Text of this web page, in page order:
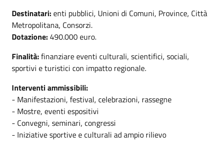
Destinatari:enti pubblici, Unioni di Comuni, Province, Città
Metropolitana, Consorzi.
Dotazione:490.000 euro.
Finalità:finanziare eventi culturali, scientifici, sociali,
sportivi e turistici con impatto regionale.
Interventi ammissibili:
- Manifestazioni, festival, celebrazioni, rassegne
- Mostre, eventi espositivi
- Convegni, seminari, congressi
- Iniziative sportive e culturali ad ampio rilievo